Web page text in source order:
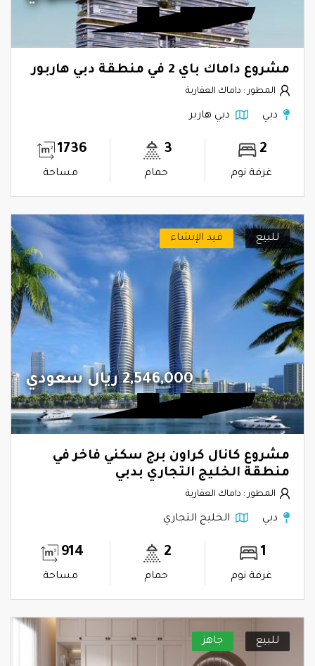
مشروع داماك باي 2 في منطقة دبي هاربور
المطور : داماك العقارية
دبي دبي هاربر
2
غرفة نوم
3
حمام
1736
مساحة
للبيع قيد الإنشاء
2,546,000 ريال سعودي
مشروع كانال كراون برج سكني فاخر في
منطقة الخليج التجاري بدبي
المطور : داماك العقارية
دبي الخليج التجاري
1
غرفة نوم
2
حمام
914
مساحة
للبيع جاهز